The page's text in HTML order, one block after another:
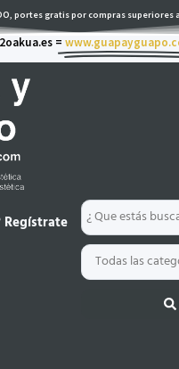
portes gratis por compras superiores
=
Search
...
Regístrate